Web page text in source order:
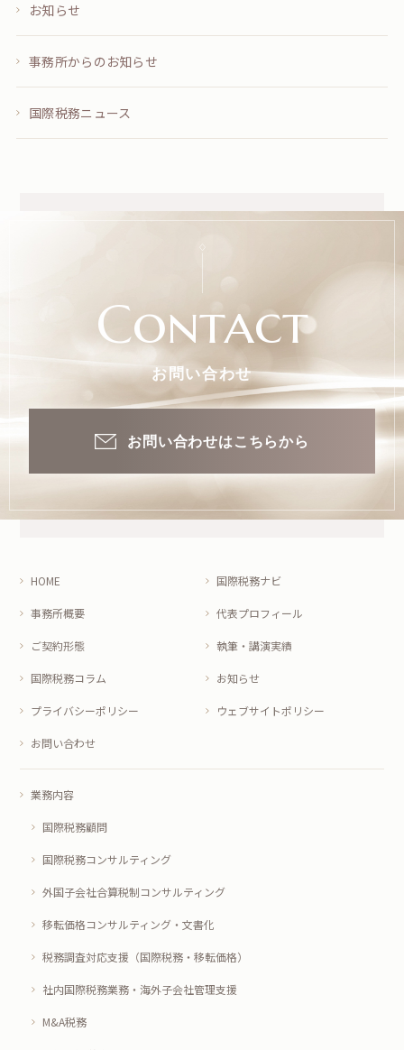
お知らせ
事務所からのお知らせ
国際税務ニュース
Contact
お問い合わせ
お問い合わせはこちらから
HOME 国際税務ナビ
事務所概要 代表プロフィール
ご契約形態 執筆・講演実績
国際税務コラム お知らせ
プライバシーポリシー ウェブサイトポリシー
お問い合わせ
業務内容
国際税務顧問
国際税務コンサルティング
外国子会社合算税制コンサルティング
移転価格コンサルティング・文書化
税務調査対応支援（国際税務・移転価格）
社内国際税務業務・海外子会社管理支援
M&A税務